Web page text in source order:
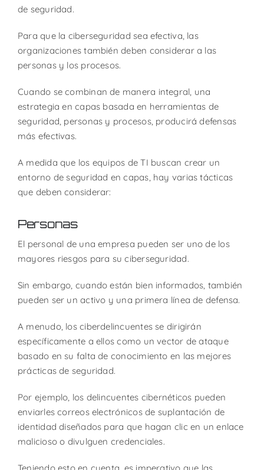
de seguridad.
Para que la ciberseguridad sea efectiva, las
organizaciones también deben considerar a las
personas y los procesos.
Cuando se combinan de manera integral, una
estrategia en capas basada en herramientas de
seguridad, personas y procesos, producirá defensas
más efectivas.
A medida que los equipos de TI buscan crear un
entorno de seguridad en capas, hay varias tácticas
que deben considerar:
Personas
El personal de una empresa pueden ser uno de los
mayores riesgos para su ciberseguridad.
Sin embargo, cuando están bien informados, también
pueden ser un activo y una primera línea de defensa.
A menudo, los ciberdelincuentes se dirigirán
específicamente a ellos como un vector de ataque
basado en su falta de conocimiento en las mejores
prácticas de seguridad.
Por ejemplo, los delincuentes cibernéticos pueden
enviarles correos electrónicos de suplantación de
identidad diseñados para que hagan clic en un enlace
malicioso o divulguen credenciales.